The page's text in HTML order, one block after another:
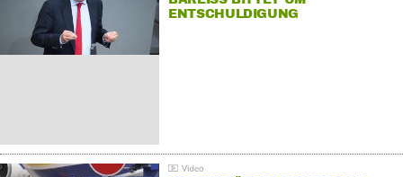
NTSCHULDIGUNG